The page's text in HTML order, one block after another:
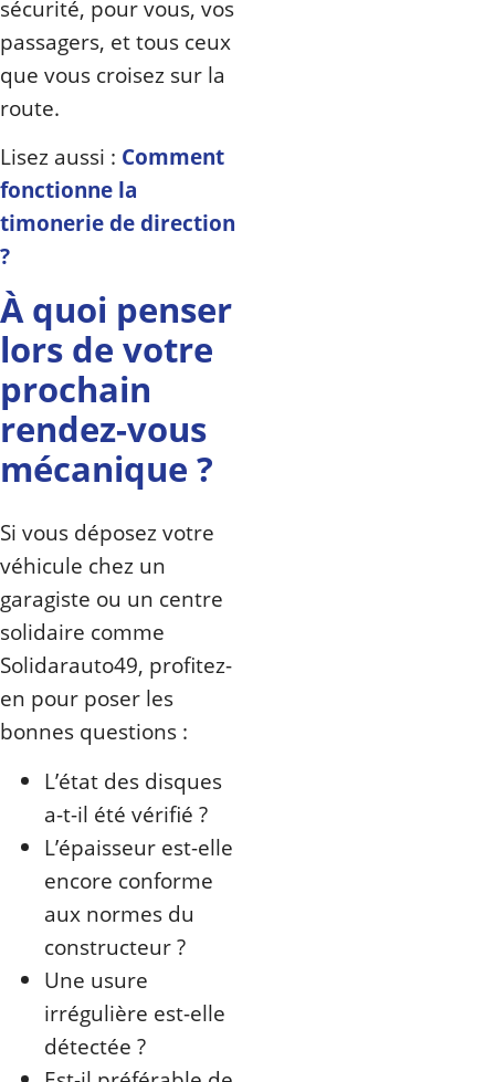
sécurité, pour vous, vos
passagers, et tous ceux
que vous croisez sur la
route.
Lisez aussi : Comment
fonctionne la
timonerie de direction
?
À quoi penser
lors de votre
prochain
rendez-vous
mécanique ?
Si vous déposez votre
véhicule chez un
garagiste ou un centre
solidaire comme
Solidarauto49, profitez-
en pour poser les
bonnes questions :
L’état des disques
a-t-il été vérifié ?
L’épaisseur est-elle
encore conforme
aux normes du
constructeur ?
Une usure
irrégulière est-elle
détectée ?